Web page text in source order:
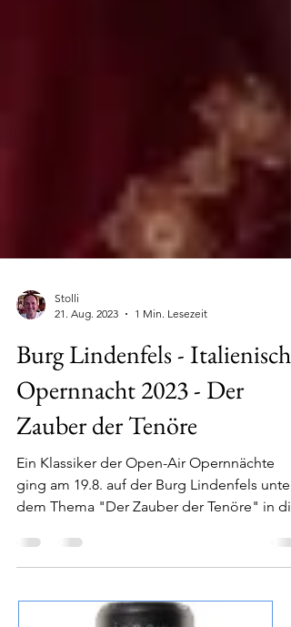
21. Aug. 2023
1 Min. Lesezeit
Burg Lindenfels - Italienische
Opernnacht 2023 - Der
Zauber der Tenöre
Ein Klassiker der Open-Air Opernnächte
dem Thema "Der Zauber der Tenöre" in die
nächste...